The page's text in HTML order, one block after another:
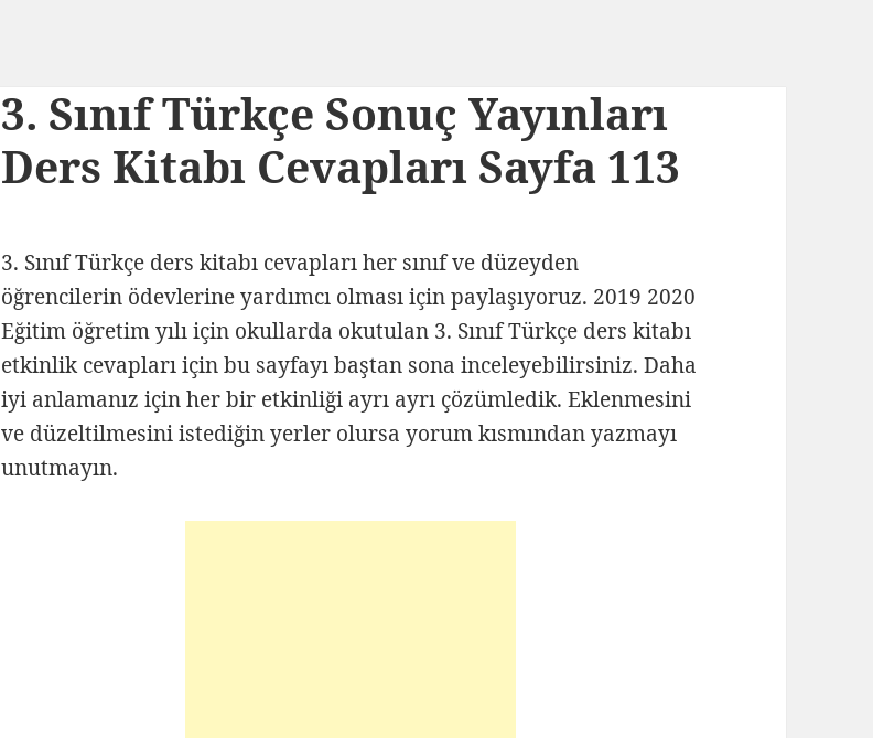
3. Sınıf Türkçe Sonuç Yayınları
Ders Kitabı Cevapları Sayfa 113
3. Sınıf Türkçe ders kitabı cevapları her sınıf ve düzeyden
öğrencilerin ödevlerine yardımcı olması için paylaşıyoruz. 2019 2020
Eğitim öğretim yılı için okullarda okutulan 3. Sınıf Türkçe ders kitabı
etkinlik cevapları için bu sayfayı baştan sona inceleyebilirsiniz. Daha
iyi anlamanız için her bir etkinliği ayrı ayrı çözümledik. Eklenmesini
ve düzeltilmesini istediğin yerler olursa yorum kısmından yazmayı
unutmayın.